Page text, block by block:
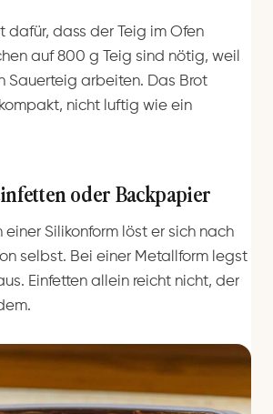
dafür, dass der Teig im Ofen
auf 800 g Teig sind nötig, weil
Sauerteig arbeiten. Das Brot
nicht luftig wie ein
oder Backpapier
einer Silikonform löst er sich nach
selbst. Bei einer Metallform legst
Einfetten allein reicht nicht, der